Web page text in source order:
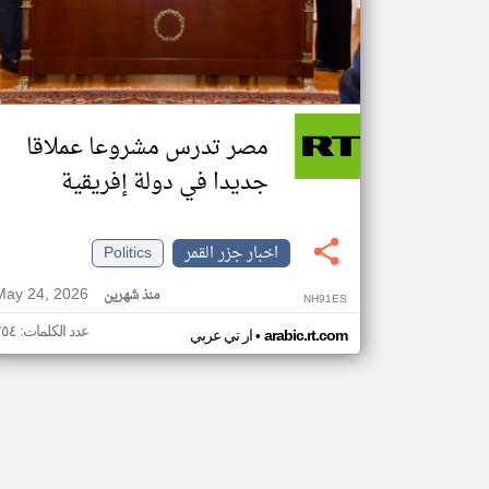
مصر تدرس مشروعا عملاقا
جديدا في دولة إفريقية
اخبار جزر القمر
Politics
24, 2026
منذ شهرين NH91ES
ار تي عربي• arabic.rt.com عدد الكلمات: ٢٥٤